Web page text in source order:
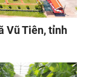
Vũ Tiên, tỉnh